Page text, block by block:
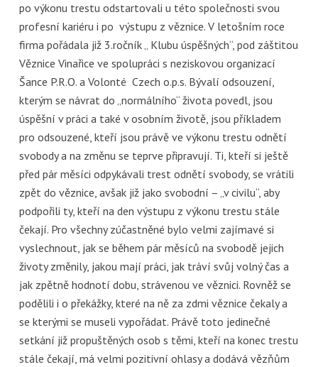
po výkonu trestu odstartovali u této společnosti svou
profesní kariéru i po výstupu z věznice. V letošním roce
firma pořádala již 3.ročník „ Klubu úspěšných“, pod záštitou
Věznice Vinařice ve spolupráci s neziskovou organizací
Šance P.R.O. a Volonté Czech o.p.s. Bývalí odsouzení,
kterým se návrat do „normálního“ života povedl, jsou
úspěšní v práci a také v osobním životě, jsou příkladem
pro odsouzené, kteří jsou právě ve výkonu trestu odnětí
svobody a na změnu se teprve připravují. Ti, kteří si ještě
před pár měsíci odpykávali trest odnětí svobody, se vrátili
zpět do věznice, avšak již jako svobodní – „v civilu“, aby
podpořili ty, kteří na den výstupu z výkonu trestu stále
čekají. Pro všechny zúčastněné bylo velmi zajímavé si
vyslechnout, jak se během pár měsíců na svobodě jejich
životy změnily, jakou mají práci, jak tráví svůj volný čas a
jak zpětně hodnotí dobu, strávenou ve věznici. Rovněž se
podělili i o překážky, které na ně za zdmi věznice čekaly a
se kterými se museli vypořádat. Právě toto jedinečné
setkání již propuštěných osob s těmi, kteří na konec trestu
stále čekají, má velmi pozitivní ohlasy a dodává vězňům